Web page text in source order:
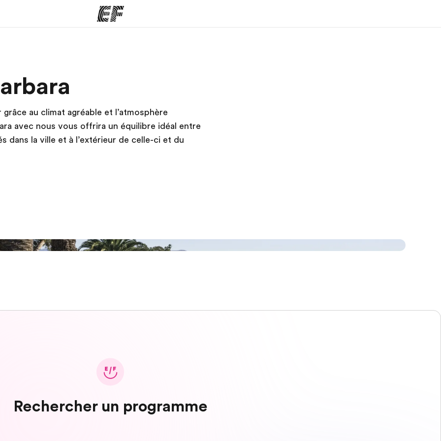
au climat agréable et l’atmosphère
avec nous vous offrira un équilibre idéal entre
dans la ville et à l’extérieur de celle-ci et du
Rechercher un programme